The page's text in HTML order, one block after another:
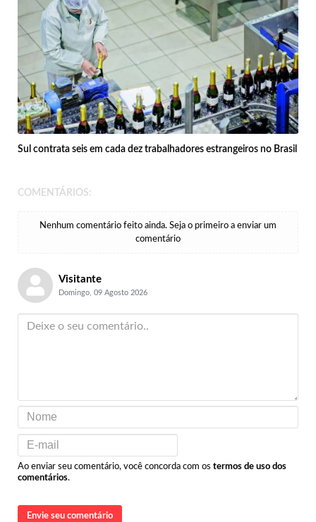
Sul contrata seis em cada dez trabalhadores estrangeiros no Brasil
COMENTÁRIOS:
Nenhum comentário feito ainda. Seja o primeiro a enviar um
comentário
Visitante
Domingo, 09 Agosto 2026
Ao enviar seu comentário, você concorda com os termos de uso dos
comentários.
Envie seu comentário